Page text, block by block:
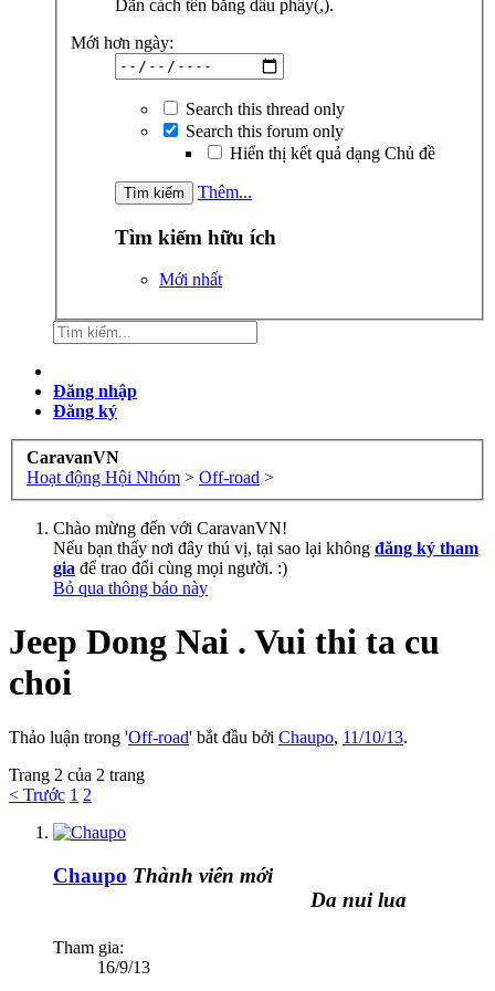
Dãn cách tên bằng dấu phẩy(,).
Mới hơn ngày:
Search this thread only
Search this forum only
Hiển thị kết quả dạng Chủ đề
Thêm...
Tìm kiếm hữu ích
Mới nhất
Đăng nhập
Đăng ký
CaravanVN
Hoạt động Hội Nhóm > Off-road >
Chào mừng đến với CaravanVN!
Nếu bạn thấy nơi đây thú vị, tại sao lại không đăng ký tham
gia để trao đổi cùng mọi người. :)
Bỏ qua thông báo này
Jeep Dong Nai . Vui thi ta cu
choi
Thảo luận trong 'Off-road' bắt đầu bởi Chaupo, 11/10/13.
Trang 2 của 2 trang
< Trước 1 2
Chaupo Thành viên mới
Da nui lua
Tham gia:
16/9/13